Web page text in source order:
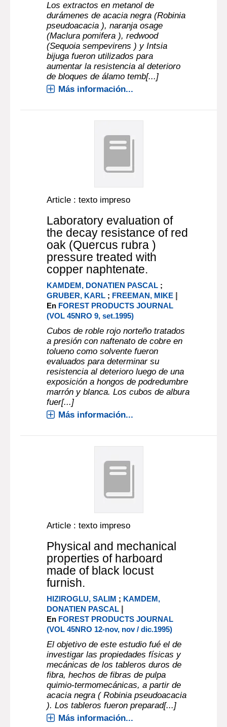
Los extractos en metanol de
durámenes de acacia negra (Robinia
pseudoacacia ), naranja osage
(Maclura pomifera ), redwood
(Sequoia sempevirens ) y Intsia
bijuga fueron utilizados para
aumentar la resistencia al deterioro
de bloques de álamo temb[...]
Más información...
Article : texto impreso
Laboratory evaluation of
the decay resistance of red
oak (Quercus rubra )
pressure treated with
copper naphtenate.
KAMDEM, DONATIEN PASCAL ;
GRUBER, KARL ; FREEMAN, MIKE |
En FOREST PRODUCTS JOURNAL
(VOL 45NRO 9, set.1995)
Cubos de roble rojo norteño tratados
a presión con naftenato de cobre en
tolueno como solvente fueron
evaluados para determinar su
resistencia al deterioro luego de una
exposición a hongos de podredumbre
marrón y blanca. Los cubos de albura
fuer[...]
Más información...
Article : texto impreso
Physical and mechanical
properties of harboard
made of black locust
furnish.
HIZIROGLU, SALIM ; KAMDEM,
DONATIEN PASCAL |
En FOREST PRODUCTS JOURNAL
(VOL 45NRO 12-nov, nov / dic.1995)
El objetivo de este estudio fué el de
investigar las propiedades físicas y
mecánicas de los tableros duros de
fibra, hechos de fibras de pulpa
quimio-termomecánicas, a partir de
acacia negra ( Robinia pseudoacacia
). Los tableros fueron preparad[...]
Más información...